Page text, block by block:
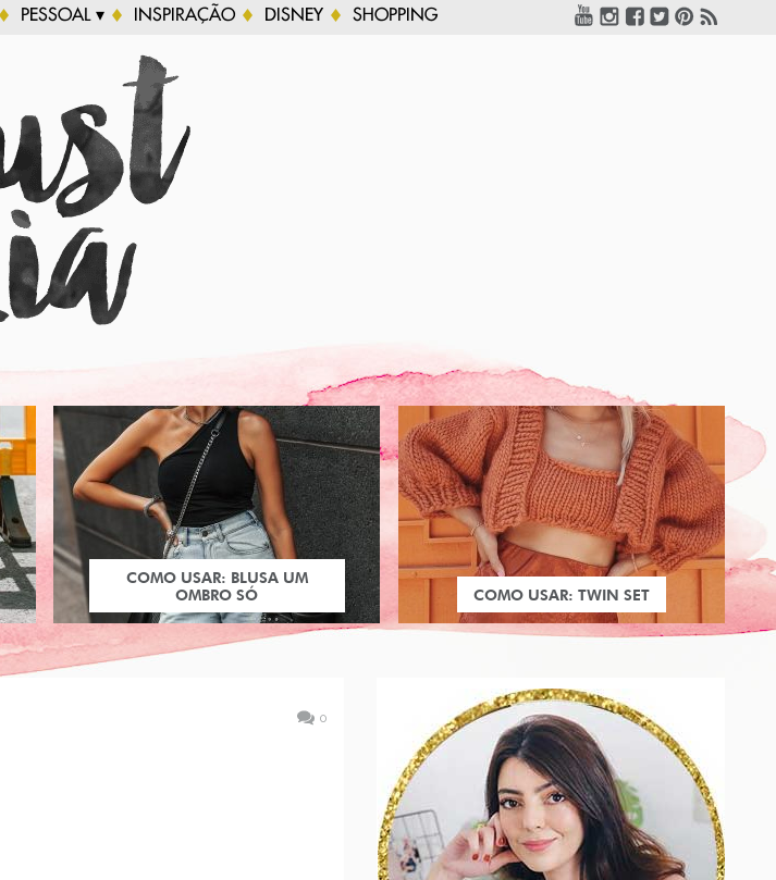
PESSOAL ▾ INSPIRAÇÃO DISNEY SHOPPING
COMO USAR: BLUSA UM
OMBRO SÓ
COMO USAR: TWIN SET
0